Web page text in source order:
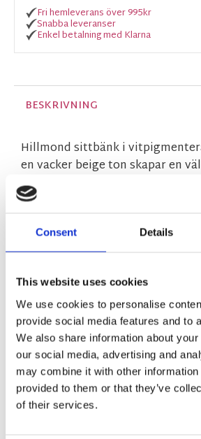
Consent Details
This website uses cookies
We use cookies to personalise
provide social media features and to
We also share information about
our social media, advertising and
may combine it with other information
provided to them or that they’ve
of their services.
Fri hemleverans över 995kr
Snabba leveranser
Enkel betalning med Klarna
BESKRIVNING
Hillmond sittbänk i
en vacker beige ton skapar en
harmonisk känsla i din hall.
organiserade och behåll hallens
lådorna. Dessutom levereras
monterad, så att du direkt kan
synonymt med hög kvalitet,
och harmonisk skandinavisk
MÅTT OCH SPECIFIKATIONER
skotselrad_textil.pdf